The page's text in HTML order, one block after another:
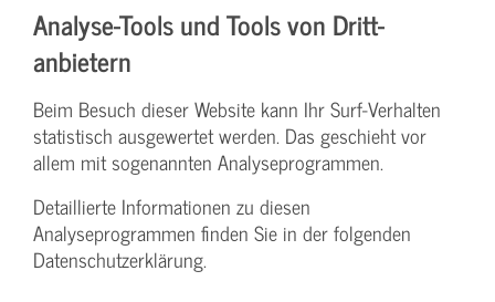
Analyse-Tools und Tools von Dritt­
anbietern
Beim Besuch dieser Website kann Ihr Surf-Verhalten
statistisch ausgewertet werden. Das geschieht vor
allem mit sogenannten Analyseprogrammen.
Detaillierte Informationen zu diesen
Analyseprogrammen finden Sie in der folgenden
Datenschutzerklärung.